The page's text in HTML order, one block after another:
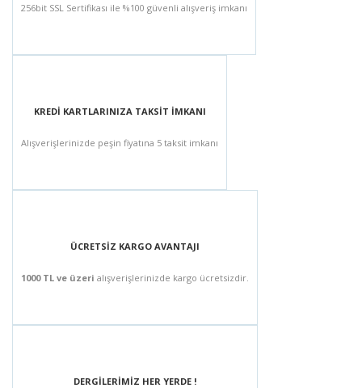
256bit SSL Sertifikası ile %100 güvenli alışveriş imkanı
KREDİ KARTLARINIZA TAKSİT İMKANI
Alışverişlerinizde peşin fiyatına 5 taksit imkanı
ÜCRETSİZ KARGO AVANTAJI
1000 TL ve üzeri alışverişlerinizde kargo ücretsizdir.
DERGİLERİMİZ HER YERDE !